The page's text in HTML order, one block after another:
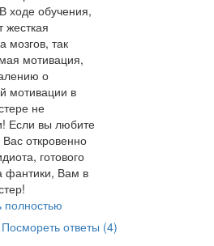
ходе обучения,
жесткая
мозгов, так
мотивация,
о
мотивации в
не
Если вы любите
откровенно
готового
фантики, Вам в
полностью
Посмореть ответы (4)